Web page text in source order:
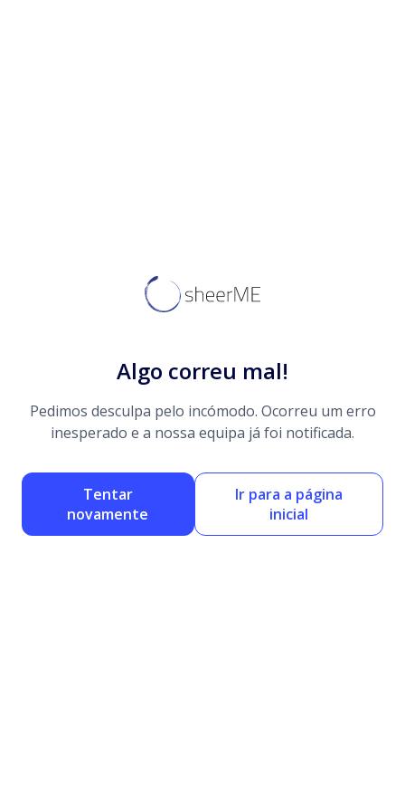
Algo correu mal!
Pedimos desculpa pelo incómodo. Ocorreu um erro
inesperado e a nossa equipa já foi notificada.
Tentar
novamente
Ir para a página
inicial